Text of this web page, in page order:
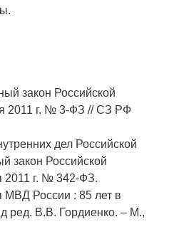
закон Российской
2011 г. № 3-ФЗ // СЗ РФ
дел Российской
закон Российской
2011 г. № 342-ФЗ.
МВД России : 85 лет в
ред. В.В. Гордиенко. – М.,